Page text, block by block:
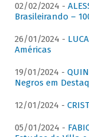
02/02/2024 -
Brasileirando –
26/01/2024 -
Américas
19/01/2024 -
Negros em
12/01/2024 -
05/01/2024 -